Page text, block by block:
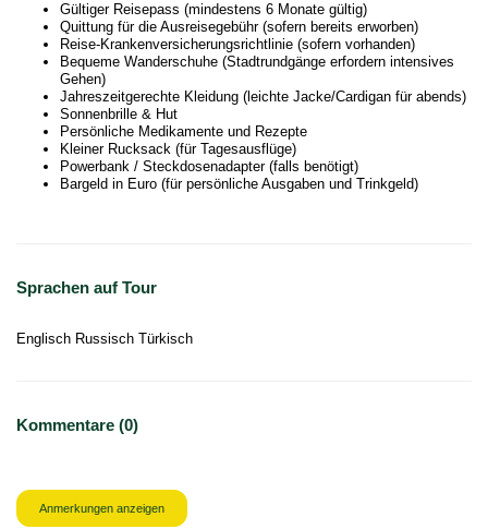
Gültiger Reisepass (mindestens 6 Monate gültig)
Quittung für die Ausreisegebühr (sofern bereits erworben)
Reise-Krankenversicherungsrichtlinie (sofern vorhanden)
Bequeme Wanderschuhe (Stadtrundgänge erfordern intensives
Gehen)
Jahreszeitgerechte Kleidung (leichte Jacke/Cardigan für abends)
Sonnenbrille & Hut
Persönliche Medikamente und Rezepte
Kleiner Rucksack (für Tagesausflüge)
Powerbank / Steckdosenadapter (falls benötigt)
Bargeld in Euro (für persönliche Ausgaben und Trinkgeld)
Sprachen auf Tour
Englisch Russisch Türkisch
Kommentare (0)
Anmerkungen anzeigen